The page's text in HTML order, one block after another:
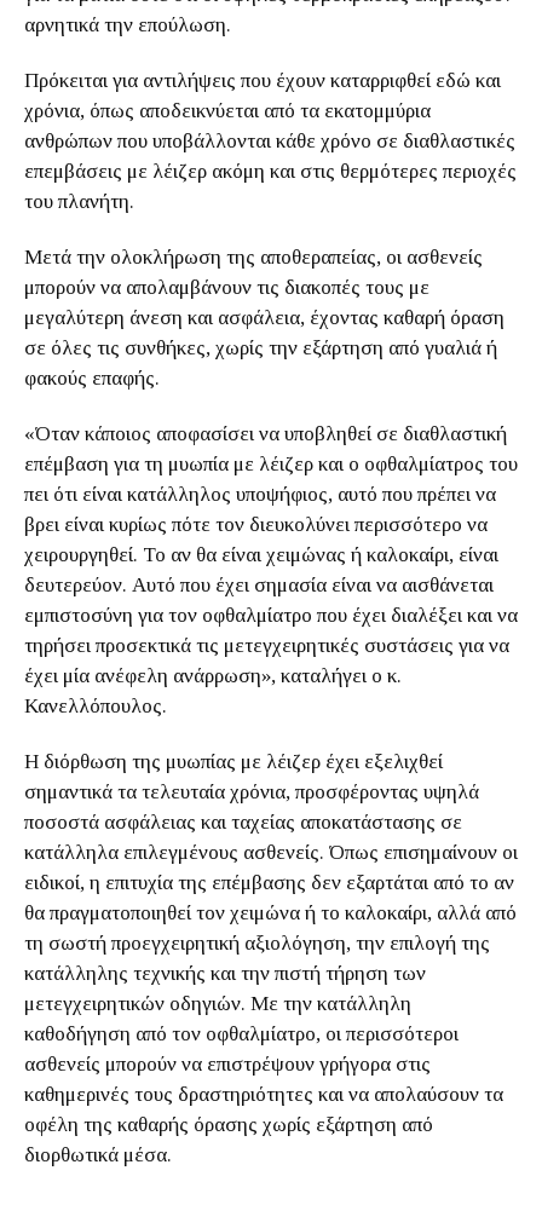
αρνητικά την επούλωση.
Πρόκειται για αντιλήψεις που έχουν καταρριφθεί εδώ και
χρόνια, όπως αποδεικνύεται από τα εκατομμύρια
ανθρώπων που υποβάλλονται κάθε χρόνο σε διαθλαστικές
επεμβάσεις με λέιζερ ακόμη και στις θερμότερες περιοχές
του πλανήτη.
Μετά την ολοκλήρωση της αποθεραπείας, οι ασθενείς
μπορούν να απολαμβάνουν τις διακοπές τους με
μεγαλύτερη άνεση και ασφάλεια, έχοντας καθαρή όραση
σε όλες τις συνθήκες, χωρίς την εξάρτηση από γυαλιά ή
φακούς επαφής.
«Όταν κάποιος αποφασίσει να υποβληθεί σε διαθλαστική
επέμβαση για τη μυωπία με λέιζερ και ο οφθαλμίατρος του
πει ότι είναι κατάλληλος υποψήφιος, αυτό που πρέπει να
βρει είναι κυρίως πότε τον διευκολύνει περισσότερο να
χειρουργηθεί. Το αν θα είναι χειμώνας ή καλοκαίρι, είναι
δευτερεύον. Αυτό που έχει σημασία είναι να αισθάνεται
εμπιστοσύνη για τον οφθαλμίατρο που έχει διαλέξει και να
τηρήσει προσεκτικά τις μετεγχειρητικές συστάσεις για να
έχει μία ανέφελη ανάρρωση», καταλήγει ο κ.
Κανελλόπουλος.
Η διόρθωση της μυωπίας με λέιζερ έχει εξελιχθεί
σημαντικά τα τελευταία χρόνια, προσφέροντας υψηλά
ποσοστά ασφάλειας και ταχείας αποκατάστασης σε
κατάλληλα επιλεγμένους ασθενείς. Όπως επισημαίνουν οι
ειδικοί, η επιτυχία της επέμβασης δεν εξαρτάται από το αν
θα πραγματοποιηθεί τον χειμώνα ή το καλοκαίρι, αλλά από
τη σωστή προεγχειρητική αξιολόγηση, την επιλογή της
κατάλληλης τεχνικής και την πιστή τήρηση των
μετεγχειρητικών οδηγιών. Με την κατάλληλη
καθοδήγηση από τον οφθαλμίατρο, οι περισσότεροι
ασθενείς μπορούν να επιστρέψουν γρήγορα στις
καθημερινές τους δραστηριότητες και να απολαύσουν τα
οφέλη της καθαρής όρασης χωρίς εξάρτηση από
διορθωτικά μέσα.